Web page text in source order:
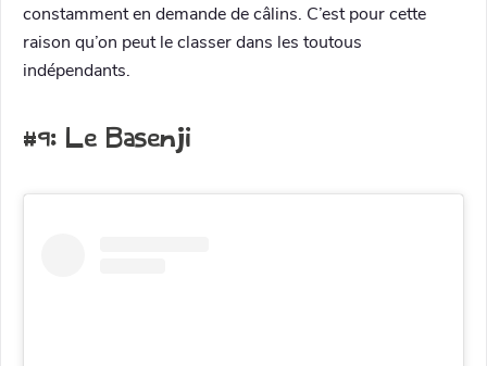
constamment en demande de câlins. C’est pour cette
raison qu’on peut le classer dans les toutous
indépendants.
#9: Le Basenji